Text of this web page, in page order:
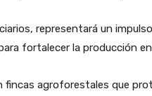
representará un
fortalecer la producción
fincas agroforestales que